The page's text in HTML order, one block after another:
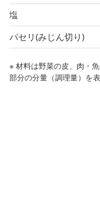
塩
パセリ(みじん切り)
※ 材料は野菜の皮、肉・
部分の分量（調理量）を